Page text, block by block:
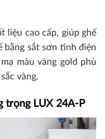
liệu cao cấp, giúp ghế
bằng sắt sơn tĩnh điện
màu vàng gold phù
vàng.
trọng LUX 24A-P